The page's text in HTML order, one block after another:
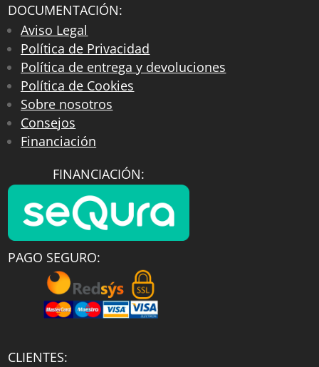
DOCUMENTACIÓN:
Aviso Legal
Política de Privacidad
Política de entrega y devoluciones
Política de Cookies
Sobre nosotros
Consejos
Financiación
FINANCIACIÓN:
PAGO SEGURO:
CLIENTES: